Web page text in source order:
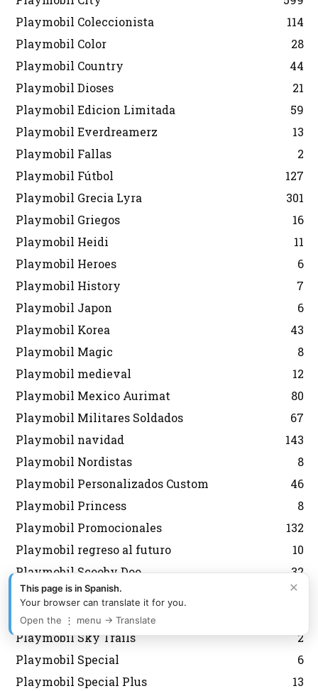
Playmobil Coleccionista
114
Playmobil Color
28
Playmobil Country
44
Playmobil Dioses
21
Playmobil Edicion Limitada
59
Playmobil Everdreamerz
13
Playmobil Fallas
2
Playmobil Fútbol
127
Playmobil Grecia Lyra
301
Playmobil Griegos
16
Playmobil Heidi
11
Playmobil Heroes
6
Playmobil History
7
Playmobil Japon
6
Playmobil Korea
43
Playmobil Magic
8
Playmobil medieval
12
Playmobil Mexico Aurimat
80
Playmobil Militares Soldados
67
Playmobil navidad
143
Playmobil Nordistas
8
Playmobil Personalizados Custom
46
Playmobil Princess
8
Playmobil Promocionales
132
Playmobil regreso al futuro
10
Playmobil Scooby Doo
32
Playmobil segunda mano
Playmobil Semana Santa
Playmobil Sky Trails
2
Playmobil Special
6
Playmobil Special Plus
13
×
This page is in Spanish.
Your browser can translate it for you.
Open the ⋮ menu → Translate